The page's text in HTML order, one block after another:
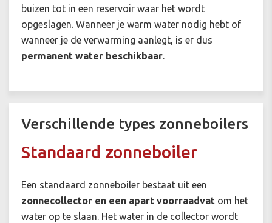
buizen tot in een reservoir waar het wordt
opgeslagen. Wanneer je warm water nodig hebt of
wanneer je de verwarming aanlegt, is er dus
permanent water beschikbaar.
Verschillende types zonneboilers
Standaard zonneboiler
Een standaard zonneboiler bestaat uit een
zonnecollector en een apart voorraadvat om het
water op te slaan. Het water in de collector wordt